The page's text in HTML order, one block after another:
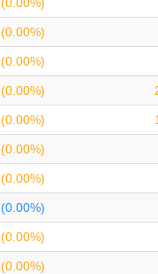
(0.00%)
(0.00%)
(0.00%)
(0.00%)
(0.00%)
(0.00%)
(0.00%)
(0.00%)
(0.00%)